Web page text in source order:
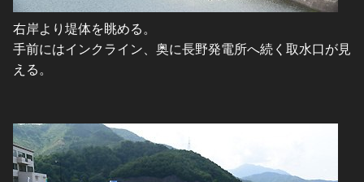
右岸より堤体を眺める。
手前にはインクライン、奥に長野発電所へ続く取水口が見
える。